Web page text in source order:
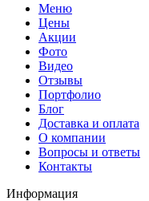
Меню
Цены
Акции
Фото
Видео
Отзывы
Портфолио
Блог
Доставка и оплата
О компании
Вопросы и ответы
Контакты
Информация